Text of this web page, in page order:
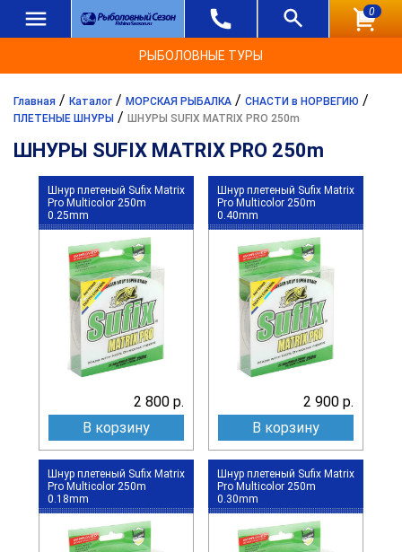
0
РЫБОЛОВНЫЕ ТУРЫ
Главная / Каталог / МОРСКАЯ РЫБАЛКА / СНАСТИ в НОРВЕГИЮ /
ПЛЕТЕНЫЕ ШНУРЫ / ШНУРЫ SUFIX MATRIX PRO 250m
ШНУРЫ SUFIX MATRIX PRO 250m
Шнур плетеный Sufix Matrix
Pro Multicolor 250m
0.25mm
2 800 р.
В корзину
Шнур плетеный Sufix Matrix
Pro Multicolor 250m
0.40mm
2 900 р.
В корзину
Шнур плетеный Sufix Matrix
Pro Multicolor 250m
0.18mm
Шнур плетеный Sufix Matrix
Pro Multicolor 250m
0.30mm